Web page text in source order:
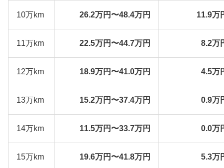
10万km 26.2万円〜48.4万円 11.9万
11万km 22.5万円〜44.7万円 8.2万
12万km 18.9万円〜41.0万円 4.5万
13万km 15.2万円〜37.4万円 0.9万
14万km 11.5万円〜33.7万円 0.0万
15万km 19.6万円〜41.8万円 5.3万